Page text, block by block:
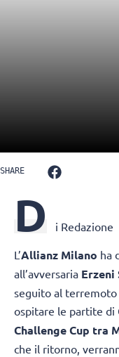
SHARE
D i Redazione
L’Allianz Milano ha
all’avversaria Erzeni
seguito al
ospitare le partite di
Challenge Cup tra
che il ritorno,